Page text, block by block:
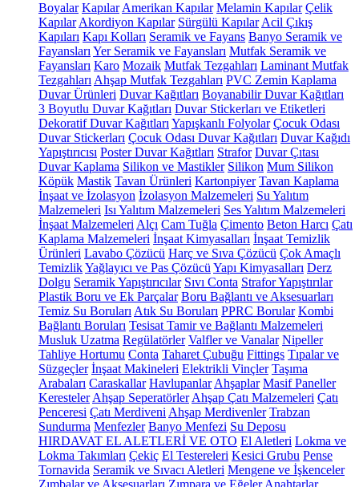
Boyalar Kapılar Amerikan Kapılar Melamin Kapılar Çelik
Kapılar Akordiyon Kapılar Sürgülü Kapılar Acil Çıkış
Kapıları Kapı Kolları Seramik ve Fayans Banyo Seramik ve
Fayansları Yer Seramik ve Fayansları Mutfak Seramik ve
Fayansları Karo Mozaik Mutfak Tezgahları Laminant Mutfak
Tezgahları Ahşap Mutfak Tezgahları PVC Zemin Kaplama
Duvar Ürünleri Duvar Kağıtları Boyanabilir Duvar Kağıtları
3 Boyutlu Duvar Kağıtları Duvar Stickerları ve Etiketleri
Dekoratif Duvar Kağıtları Yapışkanlı Folyolar Çocuk Odası
Duvar Stickerları Çocuk Odası Duvar Kağıtları Duvar Kağıdı
Yapıştırıcısı Poster Duvar Kağıtları Strafor Duvar Çıtası
Duvar Kaplama Silikon ve Mastikler Silikon Mum Silikon
Köpük Mastik Tavan Ürünleri Kartonpiyer Tavan Kaplama
İnşaat ve İzolasyon İzolasyon Malzemeleri Su Yalıtım
Malzemeleri Isı Yalıtım Malzemeleri Ses Yalıtım Malzemeleri
İnşaat Malzemeleri Alçı Cam Tuğla Çimento Beton Harcı Çatı
Kaplama Malzemeleri İnşaat Kimyasalları İnşaat Temizlik
Ürünleri Lavabo Çözücü Harç ve Sıva Çözücü Çok Amaçlı
TemizlikYağlayıcı ve Pas Çözücü Yapı Kimyasalları Derz
Dolgu Seramik Yapıştırıcılar Sıvı Conta Strafor Yapıştırılar
Plastik Boru ve Ek Parçalar Boru Bağlantı ve Aksesuarları
Temiz Su Boruları Atık Su Boruları PPRC Borular Kombi
Bağlantı Boruları Tesisat Tamir ve Bağlantı Malzemeleri
Musluk Uzatma Regülatörler Valfler ve Vanalar Nipeller
Tahliye Hortumu Conta Taharet Çubuğu Fittings Tıpalar ve
Süzgeçler İnşaat Makineleri Elektrikli Vinçler Taşıma
Arabaları Caraskallar Havlupanlar Ahşaplar Masif Paneller
Keresteler Ahşap Seperatörler Ahşap Çatı Malzemeleri Çatı
Penceresi Çatı Merdiveni Ahşap Merdivenler Trabzan
Sundurma Menfezler Banyo Menfezi Su Deposu
HIRDAVAT EL ALETLERİ VE OTO El Aletleri Lokma ve
Lokma Takımları Çekiç El Testereleri Kesici Grubu Pense
Tornavida Seramik ve Sıvacı Aletleri Mengene ve İşkenceler
Zımbalar ve Aksesuarları Zımpara ve Eğeler Anahtarlar